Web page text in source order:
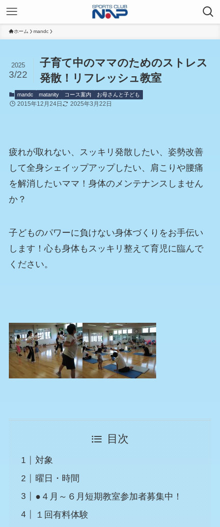
ホーム mandc
子育て中のママのためのストレス
発散！リフレッシュ教室
2025
3/22
mandc matanity コース案内 お母さんと子ども
2015年12月24日 2025年3月22日
疲れが取れない、スッキリ発散したい、姿勢改善
して全身シェイップアップしたい、肩こりや腰痛
を解消したいママ！身体のメンテナンスしません
か？
子どものパワーに負けない身体づくりをお手伝い
します！心も身体もスッキリ整えて育児に臨んで
ください。
目次
対象
曜日・時間
●４月～６月短期教室参加者募集中！
１回有料体験